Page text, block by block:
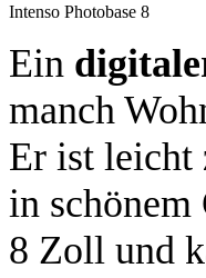
Intenso Photobase 8
Ein
manch
Er ist leicht
in schönem
8 Zoll und